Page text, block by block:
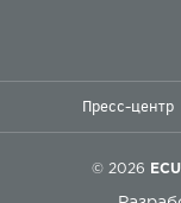
Пресс-центр
© 2026